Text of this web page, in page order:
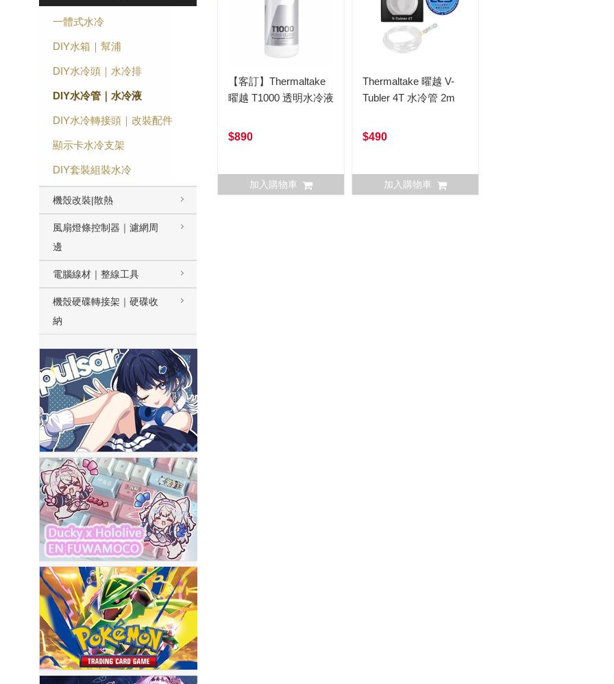
一體式水冷
DIY水箱｜幫浦
DIY水冷頭｜水冷排
DIY水冷管｜水冷液
DIY水冷轉接頭｜改裝配件
顯示卡水冷支架
DIY套裝組裝水冷
機殼改裝|散熱
風扇燈條控制器｜濾網周
邊
電腦線材｜整線工具
機殼硬碟轉接架｜硬碟收
納
【客訂】Thermaltake
曜越 T1000 透明水冷液
$890
加入購物車
Thermaltake 曜越 V-
Tubler 4T 水冷管 2m
$490
加入購物車